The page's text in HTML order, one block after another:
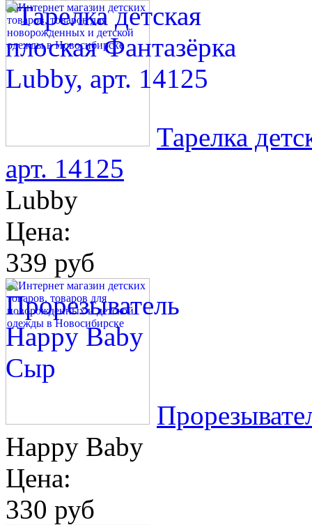
Тарелка
арт. 14125
Lubby
Цена:
339 руб
Happy Baby
Цена:
330 руб